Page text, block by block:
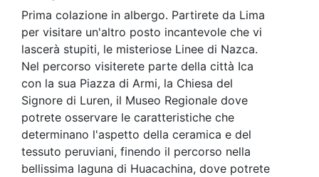
Prima colazione in albergo. Partirete da Lima
per visitare un'altro posto incantevole che vi
lascerà stupiti, le misteriose Linee di Nazca.
Nel percorso visiterete parte della città Ica
con la sua Piazza di Armi, la Chiesa del
Signore di Luren, il Museo Regionale dove
potrete osservare le caratteristiche che
determinano l'aspetto della ceramica e del
tessuto peruviani, finendo il percorso nella
bellissima laguna di Huacachina, dove potrete